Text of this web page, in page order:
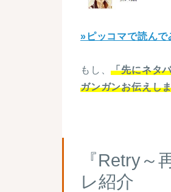
»ピッコマで読んで
もし、「先にネタ
ガンガンお伝えし
『Retry
レ紹介